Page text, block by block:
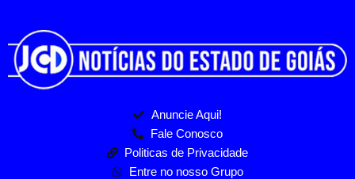
Anuncie Aqui!
Fale Conosco
Politicas de Privacidade
Entre no nosso Grupo